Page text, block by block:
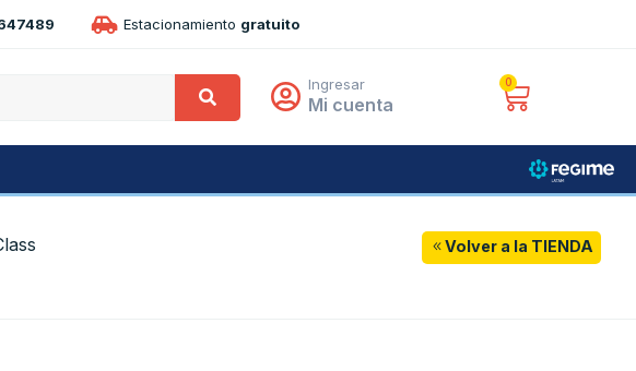
Estacionamiento gratuito
Ingresar
Mi cuenta
0
Volver a la TIENDA